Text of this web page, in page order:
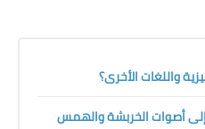
واللغات الأخرى؟
إلى أصوات الخربشة والهمس